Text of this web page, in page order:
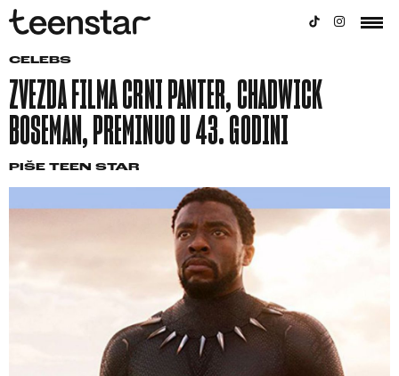
CELEBS
ZVEZDA FILMA CRNI PANTER, CHADWICK
BOSEMAN, PREMINUO U 43. GODINI
PIŠE TEEN STAR